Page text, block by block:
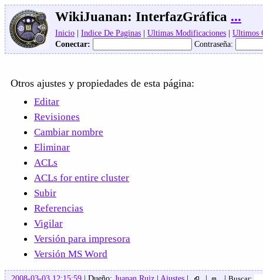
WikiJuanan: InterfazGráfica ...
Inicio | Indice De Paginas | Ultimas Modificaciones | Ultimos
Conectar:
Contraseña:
Otros ajustes y propiedades de esta página:
Editar
Revisiones
Cambiar nombre
Eliminar
ACLs
ACLs for entire cluster
Subir
Referencias
Vigilar
Versión para impresora
Versión MS Word